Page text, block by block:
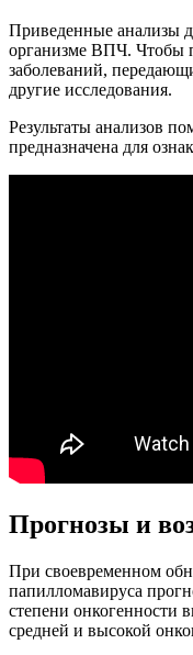
Приведенные анализы
организме ВПЧ. Чтобы
заболеваний,
другие исследования.
Результаты анализов
предназначена для
Прогнозы и
При своевременном
папилломавируса
степени онкогенности
средней и высокой